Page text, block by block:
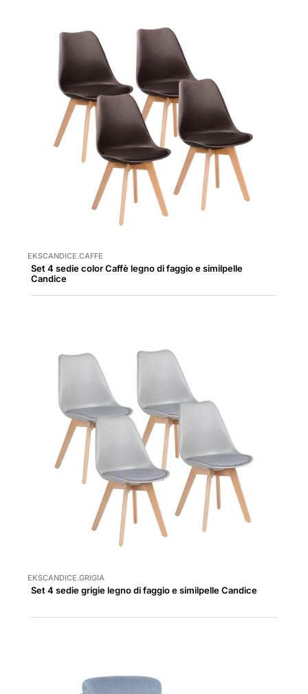
EKSCANDICE.CAFFE
Set 4 sedie color Caffè legno di faggio e similpelle
Candice
EKSCANDICE.GRIGIA
Set 4 sedie grigie legno di faggio e similpelle Candice